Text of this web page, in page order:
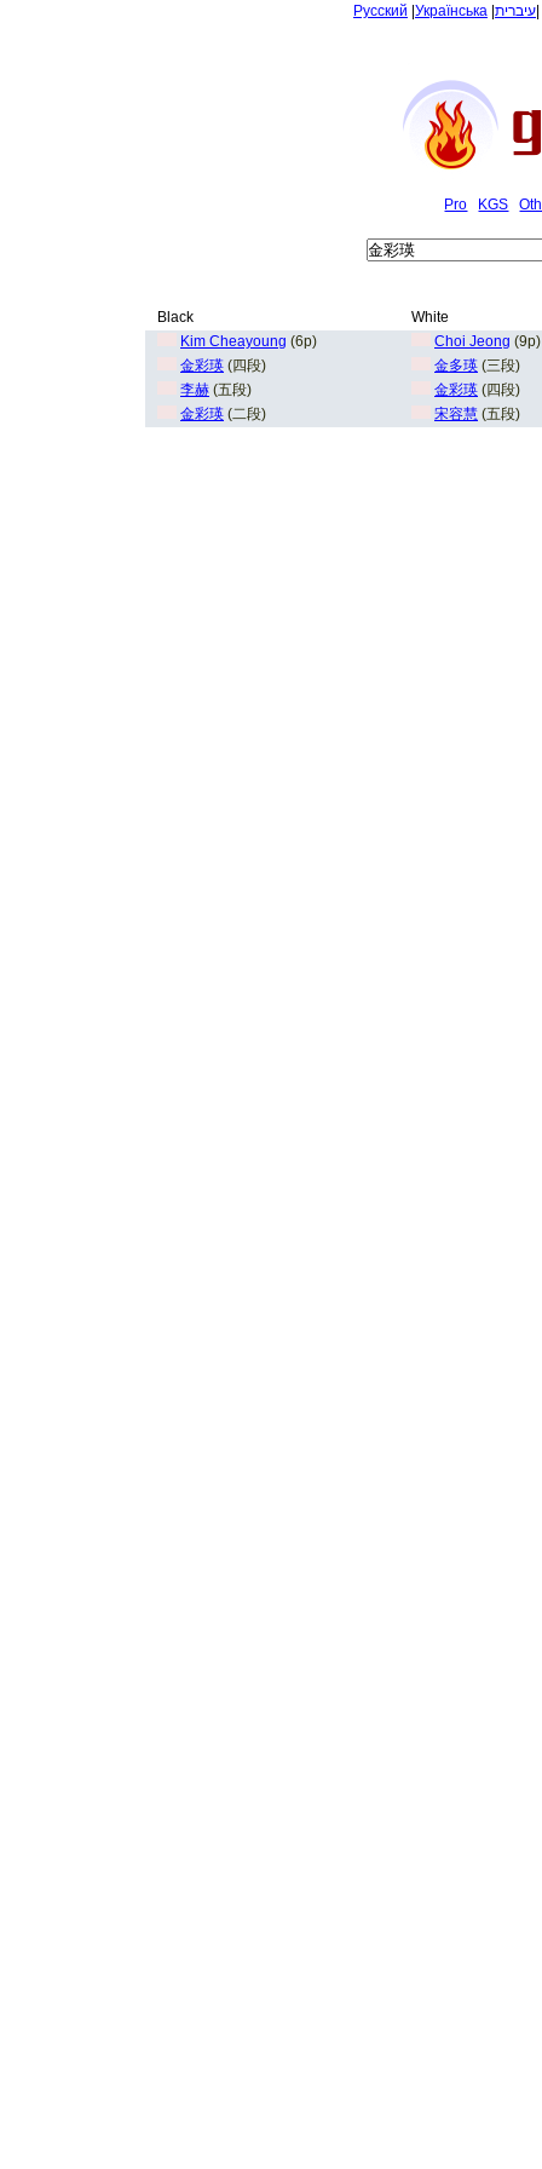
Русский Українська עיברית
Pro KGS
Black
White
Kim Cheayoung (6p) Choi Jeong (9p)
金彩瑛 (四段) 金多瑛 (三段)
李赫 (五段) 金彩瑛 (四段)
金彩瑛 (二段) 宋容慧 (五段)